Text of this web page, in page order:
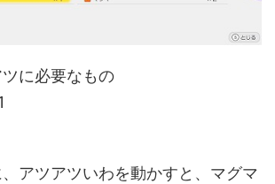
に必要なもの
アツアツいわを動かすと、マグマ